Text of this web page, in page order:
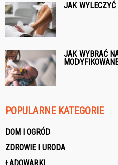
JAK
JAK WYBRAĆ
POPULARNE KATEGORIE
DOM I OGRÓD
ZDROWIE I URODA